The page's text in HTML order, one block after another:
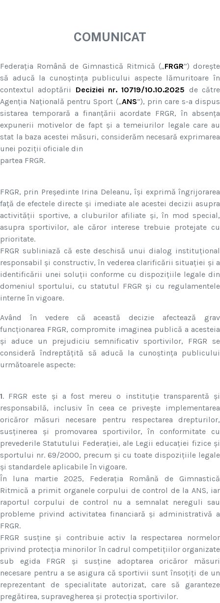
COMUNICAT
Federația Română de Gimnastică Ritmică („FRGR”) dorește
să aducă la cunoștința publicului aspecte lămuritoare în
contextul adoptării Deciziei nr. 10719/10.10.2025 de către
Agenția Națională pentru Sport („ANS”), prin care s-a dispus
sistarea temporară a finanțării acordate FRGR, în absența
expunerii motivelor de fapt și a temeiurilor legale care au
stat la baza acestei măsuri, considerăm necesară exprimarea
unei poziții oficiale din
partea FRGR.
FRGR, prin Președinte Irina Deleanu, își exprimă îngrijorarea
față de efectele directe și imediate ale acestei decizii asupra
activității sportive, a cluburilor afiliate și, în mod special,
asupra sportivilor, ale căror interese trebuie protejate cu
prioritate.
FRGR subliniază că este deschisă unui dialog instituțional
responsabil și constructiv, în vederea clarificării situației și a
identificării unei soluții conforme cu dispozițiile legale din
domeniul sportului, cu statutul FRGR și cu regulamentele
interne în vigoare.
Având în vedere că această decizie afectează grav
funcționarea FRGR, compromite imaginea publică a acesteia
și aduce un prejudiciu semnificativ sportivilor, FRGR se
consideră îndreptățită să aducă la cunoștința publicului
următoarele aspecte:
1. FRGR este și a fost mereu o instituție transparentă și
responsabilă, inclusiv în ceea ce privește implementarea
oricăror măsuri necesare pentru respectarea drepturilor,
susținerea și promovarea sportivilor, în conformitate cu
prevederile Statutului Federației, ale Legii educației fizice și
sportului nr. 69/2000, precum și cu toate dispozițiile legale
și standardele aplicabile în vigoare.
În luna martie 2025, Federația Română de Gimnastică
Ritmică a primit organele corpului de control de la ANS, iar
raportul corpului de control nu a semnalat nereguli sau
probleme privind activitatea financiară și administrativă a
FRGR.
FRGR susține și contribuie activ la respectarea normelor
privind protecția minorilor în cadrul competițiilor organizate
sub egida FRGR și susține adoptarea oricăror măsuri
necesare pentru a se asigura că sportivii sunt însoțiți de un
reprezentant de specialitate autorizat, care să garanteze
pregătirea, supravegherea și protecția sportivilor.